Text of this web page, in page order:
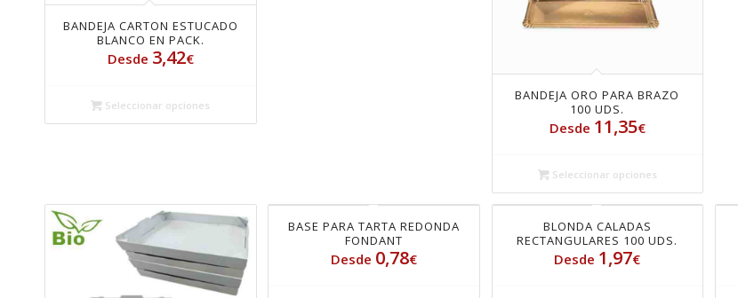
BANDEJA CARTON ESTUCADO
BLANCO EN PACK.
Desde 3,42€
Seleccionar opciones
BANDEJA ORO PARA BRAZO
100 UDS.
Desde 11,35€
Seleccionar opciones
BASE PARA TARTA REDONDA
FONDANT
Desde 0,78€
BLONDA CALADAS
RECTANGULARES 100 UDS.
Desde 1,97€